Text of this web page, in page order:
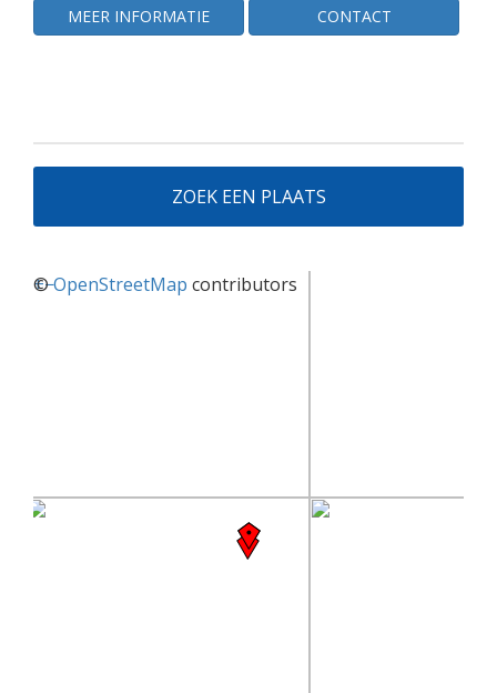
MEER INFORMATIE CONTACT
ZOEK EEN PLAATS
+−
©OpenStreetMap contributors